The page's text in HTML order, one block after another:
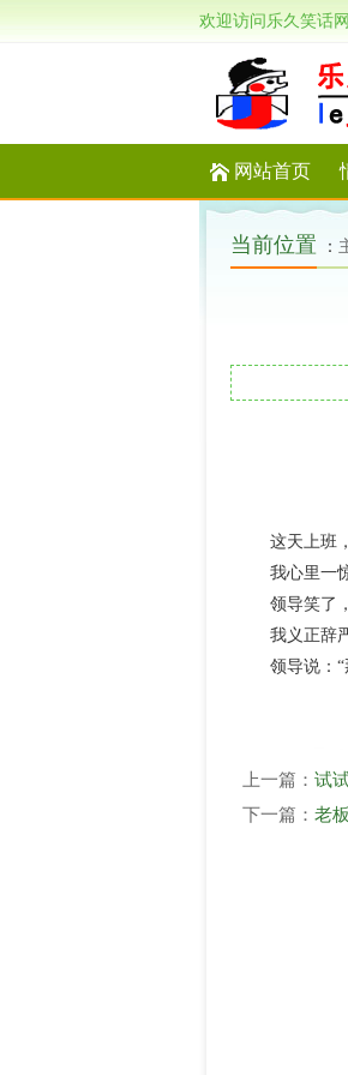
欢迎访问乐久笑话
网站首页
当前位置 ：
这天上班，
我心里一惊
领导笑了，
我义正辞严
领导说：“那
上一篇： 试
下一篇： 老